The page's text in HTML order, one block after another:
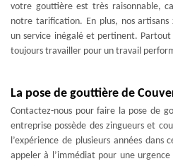
votre gouttière est très raisonnable,
notre tarification. En plus, nos artisans
un service inégalé et pertinent.
toujours travailler pour un travail
La pose de gouttière de
Contactez-nous pour faire la pose de
entreprise possède des zingueurs et
l’expérience de plusieurs années dans
appeler à l’immédiat pour une